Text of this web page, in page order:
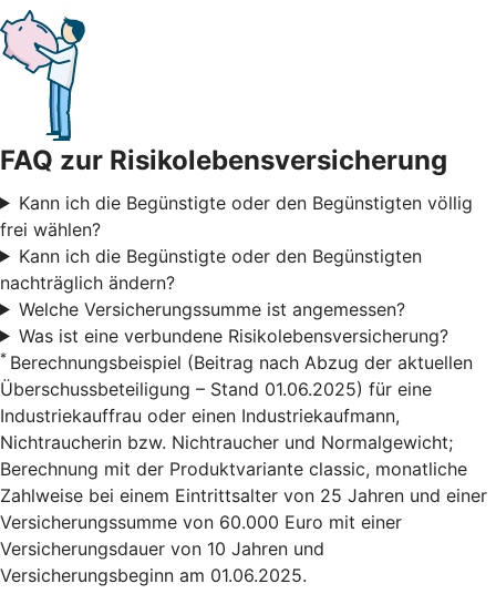
FAQ zur Risikolebensversicherung
Kann ich die Begünstigte oder den Begünstigten völlig
frei wählen?
Kann ich die Begünstigte oder den Begünstigten
nachträglich ändern?
Welche Versicherungssumme ist angemessen?
Was ist eine verbundene Risikolebensversicherung?
* Berechnungsbeispiel (Beitrag nach Abzug der aktuellen
Überschussbeteiligung – Stand 01.06.2025) für eine
Industriekauffrau oder einen Industriekaufmann,
Nichtraucherin bzw. Nichtraucher und Normalgewicht;
Berechnung mit der Produktvariante classic, monatliche
Zahlweise bei einem Eintrittsalter von 25 Jahren und einer
Versicherungssumme von 60.000 Euro mit einer
Versicherungsdauer von 10 Jahren und
Versicherungsbeginn am 01.06.2025.